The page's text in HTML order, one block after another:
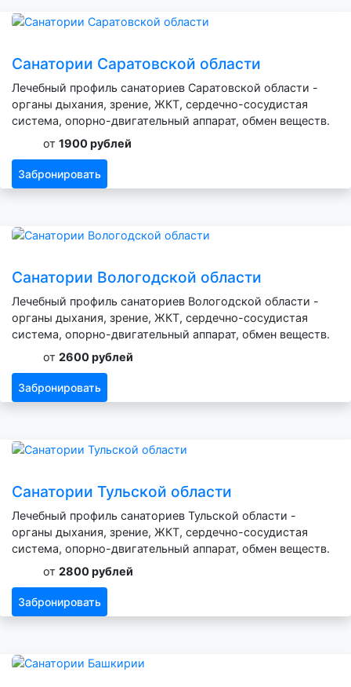
Санатории Саратовской области
Лечебный профиль санаториев Саратовской области -
органы дыхания, зрение, ЖКТ, сердечно-сосудистая
система, опорно-двигательный аппарат, обмен веществ.
от 1900 рублей
Забронировать
Санатории Вологодской области
Лечебный профиль санаториев Вологодской области -
органы дыхания, зрение, ЖКТ, сердечно-сосудистая
система, опорно-двигательный аппарат, обмен веществ.
от 2600 рублей
Забронировать
Санатории Тульской области
Лечебный профиль санаториев Тульской области -
органы дыхания, зрение, ЖКТ, сердечно-сосудистая
система, опорно-двигательный аппарат, обмен веществ.
от 2800 рублей
Забронировать